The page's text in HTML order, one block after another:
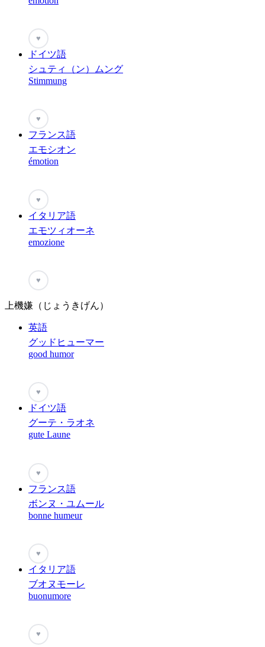
♥
ドイツ語
シュティ（ン）ムング
Stimmung
♥
フランス語
エモシオン
émotion
♥
イタリア語
エモツィオーネ
emozione
♥
上機嫌（じょうきげん）
英語
グッドヒューマー
good humor
♥
ドイツ語
グーテ・ラオネ
gute Laune
♥
フランス語
ボンヌ・ユムール
bonne humeur
♥
イタリア語
ブオヌモーレ
buonumore
♥